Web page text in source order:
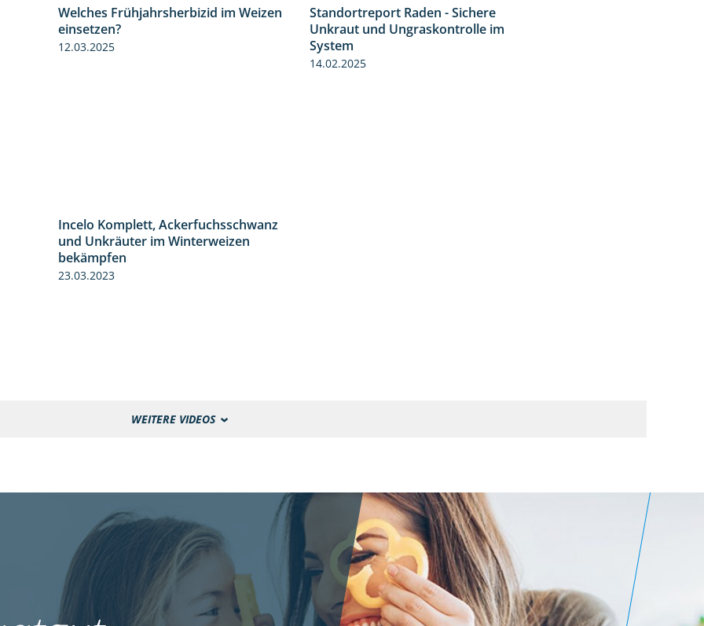
Welches Frühjahrsherbizid im Weizen
einsetzen?
12.03.2025
Standortreport Raden - Sichere
Unkraut und Ungraskontrolle im
System
14.02.2025
Incelo Komplett, Ackerfuchsschwanz
und Unkräuter im Winterweizen
bekämpfen
23.03.2023
WEITERE VIDEOS